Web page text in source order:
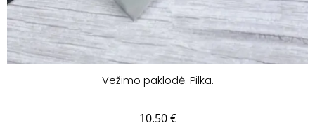
Vežimo paklodė. Pilka.
10.50€